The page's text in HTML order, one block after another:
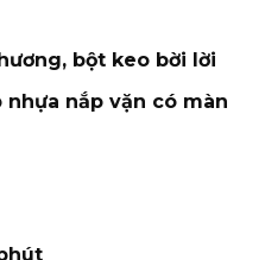
bột keo bời lời
nhựa nắp vặn có màn